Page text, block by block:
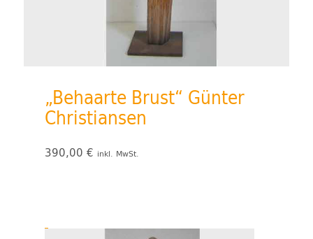
„Behaarte Brust“ Günter
Christiansen
390,00 € inkl. MwSt.